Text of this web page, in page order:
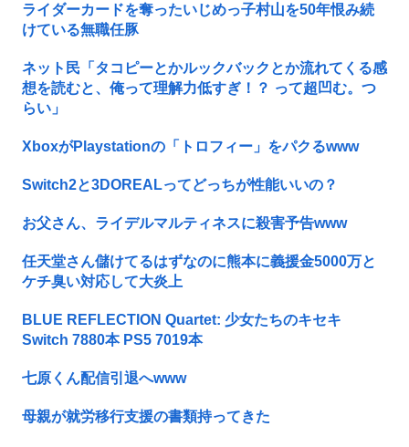
ライダーカードを奪ったいじめっ子村山を50年恨み続
けている無職任豚
ネット民「タコピーとかルックバックとか流れてくる感
想を読むと、俺って理解力低すぎ！？ って超凹む。つ
らい」
XboxがPlaystationの「トロフィー」をパクるwww
Switch2と3DOREALってどっちが性能いいの？
お父さん、ライデルマルティネスに殺害予告www
任天堂さん儲けてるはずなのに熊本に義援金5000万と
ケチ臭い対応して大炎上
BLUE REFLECTION Quartet: 少女たちのキセキ
Switch 7880本 PS5 7019本
七原くん配信引退へwww
母親が就労移行支援の書類持ってきた